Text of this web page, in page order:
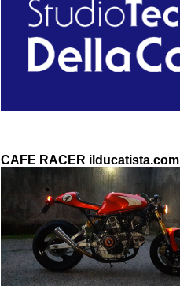
CAFE RACER ilducatista.com